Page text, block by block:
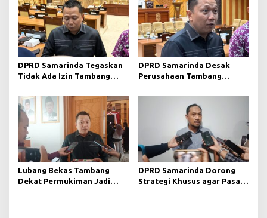
DPRD Samarinda Tegaskan
Tidak Ada Izin Tambang
DPRD Samarinda Desak
Perusahaan Tambang
Pascatambang
Lubang Bekas Tambang
Dekat Permukiman Jadi
DPRD Samarinda Dorong
Strategi Khusus agar Pasar